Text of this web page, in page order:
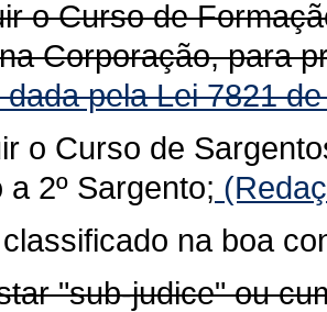
o Curso de
Corporação, para
pela Lei 7821
o Curso de
2º Sargento;
na boa
"sub-judice" ou